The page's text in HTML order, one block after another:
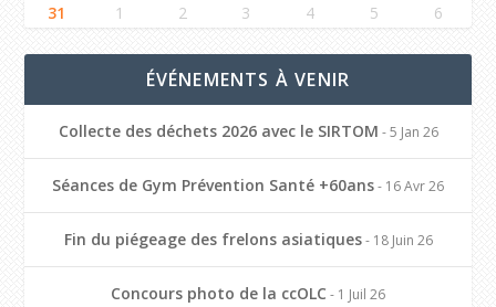
31
1 2 3 4 5 6
ÉVÉNEMENTS À VENIR
Collecte des déchets 2026 avec le SIRTOM - 5 Jan 26
Séances de Gym Prévention Santé +60ans- 16 Avr 26
Fin du piégeage des frelons asiatiques- 18 Juin 26
Concours photo de la ccOLC - 1 Juil 26